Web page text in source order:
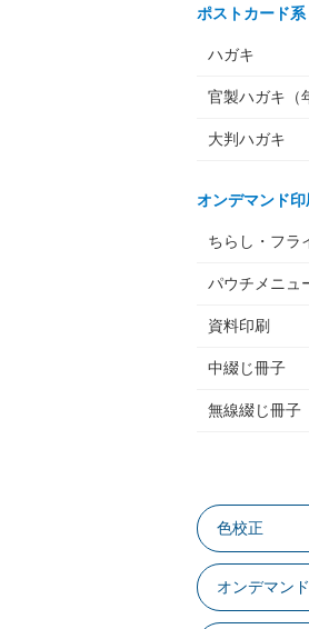
ポストカード系
ハガキ
官製ハガキ（
大判ハガキ
オンデマンド印
ちらし・フラ
パウチメニュ
資料印刷
中綴じ冊子
無線綴じ冊子
色校正
オンデマン